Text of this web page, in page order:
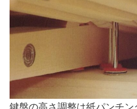
鍵盤の高さ調整は紙パンチ